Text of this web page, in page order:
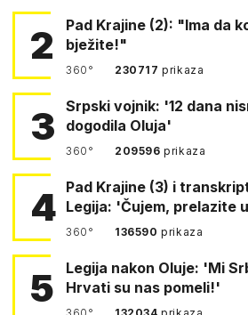
2
Pad Krajine (2): "Ima da
bježite!"
360° 230717prikaza
3
Srpski vojnik: '12 dana
dogodila Oluja'
360° 209596prikaza
4 Pad Krajine (3) i
Legija: 'Čujem, prelazite
360° 136590prikaza
5
Legija nakon Oluje: 'Mi
Hrvati su nas pomeli!'